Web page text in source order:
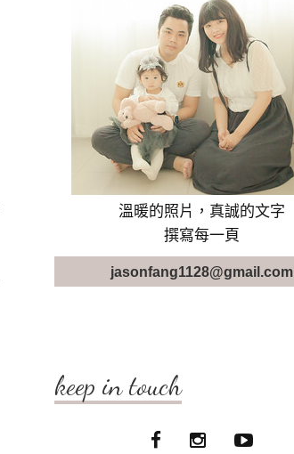
溫暖的照片，真誠的文字
撰寫每一頁
jasonfang1128@gmail.com
keep in touch